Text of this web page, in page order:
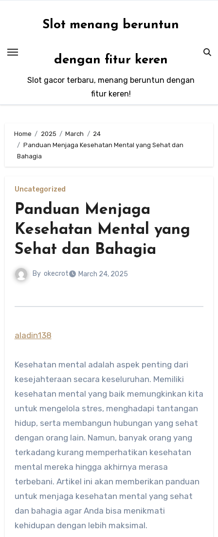
Slot menang beruntun
dengan fitur keren
Slot gacor terbaru, menang beruntun dengan
fitur keren!
Home 2025 March
24
Panduan Menjaga Kesehatan Mental yang Sehat dan
Bahagia
Uncategorized
Panduan Menjaga
Kesehatan Mental yang
Sehat dan Bahagia
By okecrot March 24, 2025
aladin138
Kesehatan mental adalah aspek penting dari
kesejahteraan secara keseluruhan. Memiliki
kesehatan mental yang baik memungkinkan kita
untuk mengelola stres, menghadapi tantangan
hidup, serta membangun hubungan yang sehat
dengan orang lain. Namun, banyak orang yang
terkadang kurang memperhatikan kesehatan
mental mereka hingga akhirnya merasa
terbebani. Artikel ini akan memberikan panduan
untuk menjaga kesehatan mental yang sehat
dan bahagia agar Anda bisa menikmati
kehidupan dengan lebih maksimal.